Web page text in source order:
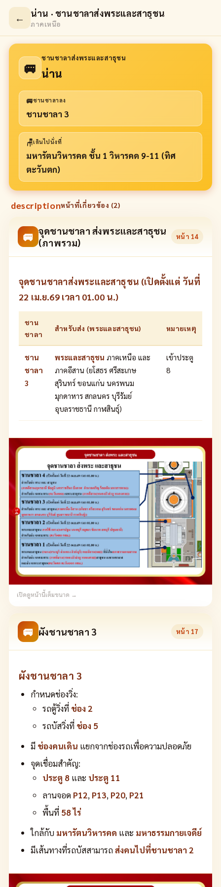
← น่าน · ชานชาลาส่งพระและสาธุชน
ภาคเหนือ
🚐
ชานชาลาส่งพระและสาธุชน
น่าน
🚐ชานชาลาลง
ชานชาลา 3
🪑เดินไปนั่งที่
มหารัตนวิหารคด ชั้น 1 วิหารคด 9-11 (ทิศ
ตะวันตก)
descriptionหน้าที่เกี่ยวข้อง (2)
🚐 จุดชานชาลา ส่งพระและสาธุชน
(ภาพรวม)
หน้า 14
จุดชานชาลาส่งพระและสาธุชน (เปิดตั้งแต่ วันที่
22 เม.ย.69 เวลา 01.00 น.)
ชาน
ชาลา
สำหรับส่ง (พระและสาธุชน) หมายเหตุ
ชาน
ชาลา
3
พระและสาธุชน ภาคเหนือ และ
ภาคอีสาน (ยโสธร ศรีสะเกษ
สุรินทร์ ขอนแก่น นครพนม
มุกดาหาร สกลนคร บุรีรัมย์
อุบลราชธานี กาฬสินธุ์)
เข้าประตู
8
เปิดดูหน้านี้เต็มขนาด →
🚐 ผังชานชาลา 3 หน้า 17
ผังชานชาลา 3
กำหนดช่องวิ่ง:
รถตู้วิ่งที่ ช่อง 2
รถบัสวิ่งที่ ช่อง 5
มี ช่องคนเดิน แยกจากช่องรถเพื่อความปลอดภัย
จุดเชื่อมสำคัญ:
ประตู 8 และ ประตู 11
ลานจอด P12, P13, P20, P21
พื้นที่ 58 ไร่
ใกล้กับ มหารัตนวิหารคด และ มหาธรรมกายเจดีย์
มีเส้นทางที่รถบัสสามารถส่งคนไปที่ชานชาลา 2